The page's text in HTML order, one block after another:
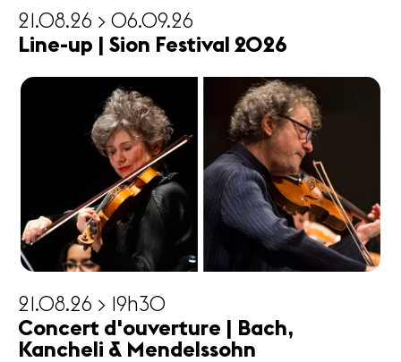
21.08.26 > 06.09.26
Line-up | Sion Festival 2026
21.08.26 > 19h30
Concert d'ouverture | Bach,
Kancheli & Mendelssohn